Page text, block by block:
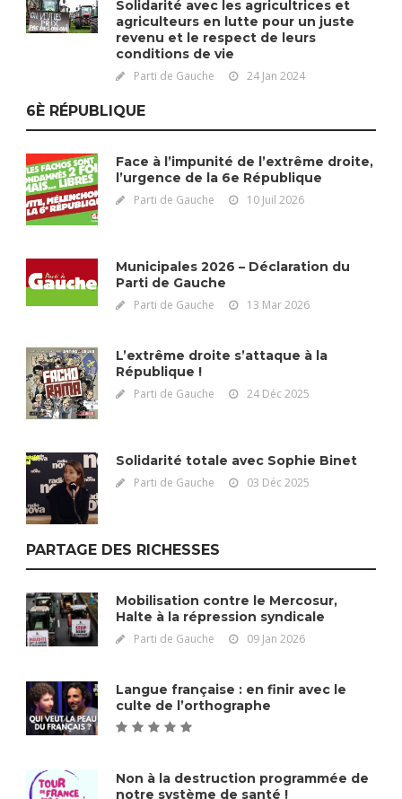
Solidarité avec les agricultrices et
agriculteurs en lutte pour un juste
revenu et le respect de leurs
conditions de vie
Parti de Gauche 24 Jan 2024
6È RÉPUBLIQUE
Face à l’impunité de l’extrême droite,
l’urgence de la 6e République
Parti de Gauche 10 Juil 2026
Municipales 2026 – Déclaration du
Parti de Gauche
Parti de Gauche 13 Mar 2026
L’extrême droite s’attaque à la
République !
Parti de Gauche 24 Déc 2025
Solidarité totale avec Sophie Binet
Parti de Gauche 03 Déc 2025
PARTAGE DES RICHESSES
Mobilisation contre le Mercosur,
Halte à la répression syndicale
Parti de Gauche 09 Jan 2026
Langue française : en finir avec le
culte de l’orthographe
Non à la destruction programmée de
notre système de santé !